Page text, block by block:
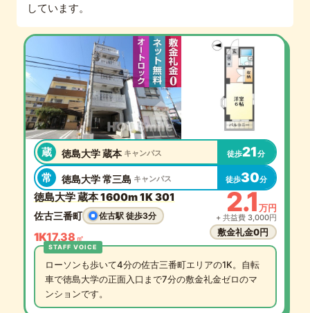
しています。
蔵 徳島大学 蔵本 キャンパス 徒歩21分
常 徳島大学 常三島 キャンパス 徒歩30分
徳島大学 蔵本 1600m 1K 301
佐古三番町 佐古駅 徒歩3分
1K17.38 ㎡
2.1万円
+ 共益費 3,000円
敷金礼金0円
ローソンも歩いて4分の佐古三番町エリアの1K。自転
車で徳島大学の正面入口まで7分の敷金礼金ゼロのマ
ンションです。